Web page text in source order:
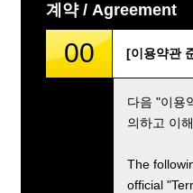
계약 / Agreement
00 [이용약관
다음 "이용
의하고 이
The
official